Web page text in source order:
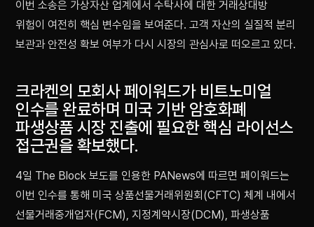
이번 소송은 가상자산 업계에서 수탁사에 대한 거래상대방
위험이 여전히 핵심 변수임을 보여준다. 고객 자산의 실질적 분리
보관과 안전성 확보 여부가 다시 시장의 관심사로 떠오르고 있다.
크라켄의 모회사 페이워드가 비트노미얼
인수를 완료하며 미국 기반 암호화폐
파생상품 시장 진출에 필요한 핵심 라이선스
접근권을 확보했다.
4일 The Block 보도를 인용한 PANews에 따르면 페이워드는
이번 인수를 통해 미국 상품선물거래위원회(CFTC) 체계 내에서
선물거래중개업자(FCM), 지정계약시장(DCM), 파생상품